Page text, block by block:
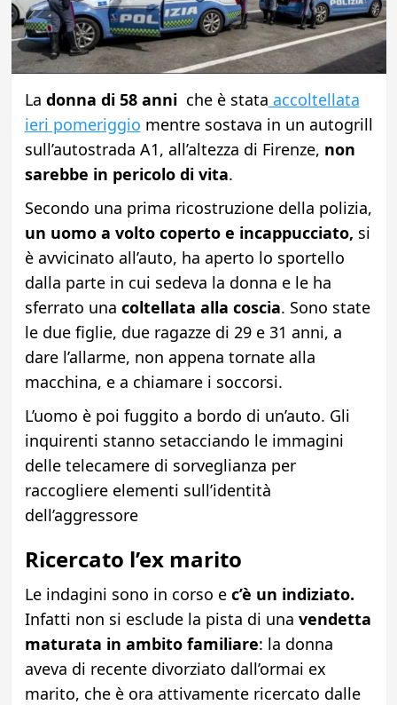
La donna di 58 anni che è stata accoltellata
ieri pomeriggio mentre sostava in un autogrill
sull’autostrada A1, all’altezza di Firenze, non
sarebbe in pericolo di vita.
Secondo una prima ricostruzione della polizia,
un uomo a volto coperto e incappucciato, si
è avvicinato all’auto, ha aperto lo sportello
dalla parte in cui sedeva la donna e le ha
sferrato una coltellata alla coscia. Sono state
le due figlie, due ragazze di 29 e 31 anni, a
dare l’allarme, non appena tornate alla
macchina, e a chiamare i soccorsi.
L’uomo è poi fuggito a bordo di un’auto. Gli
inquirenti stanno setacciando le immagini
delle telecamere di sorveglianza per
raccogliere elementi sull’identità
dell’aggressore
Ricercato l’ex marito
Le indagini sono in corso e c’è un indiziato.
Infatti non si esclude la pista di una vendetta
maturata in ambito familiare: la donna
aveva di recente divorziato dall’ormai ex
marito, che è ora attivamente ricercato dalle